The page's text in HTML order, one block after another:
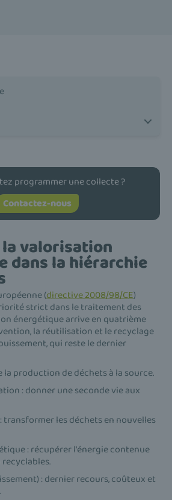
programmer une collecte ?
Contactez-nous
la valorisation
dans la hiérarchie
(directive 2008/98/CE)
strict dans le traitement des
énergétique arrive en quatrième
la réutilisation et le recyclage
qui reste le dernier
la production de déchets à la source.
: donner une seconde vie aux
transformer les déchets en nouvelles
: récupérer l'énergie contenue
: dernier recours, coûteux et